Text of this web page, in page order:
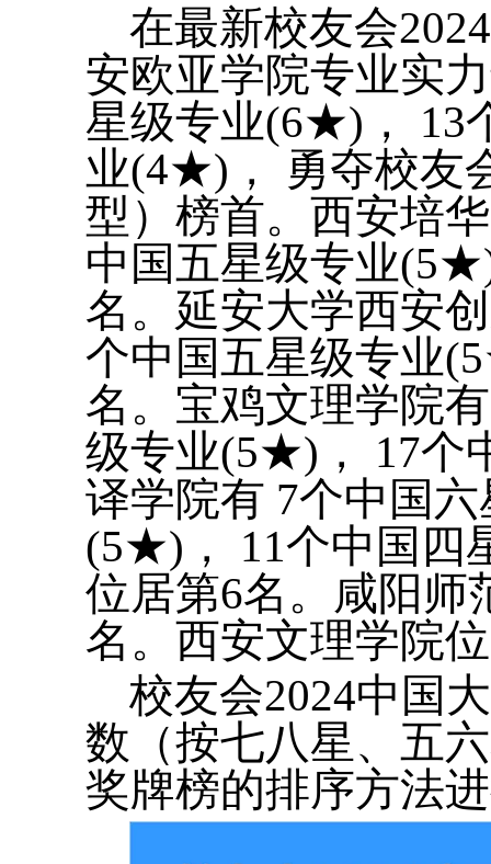
在最新校友会
安欧亚学院专业实
星级专业(6★)， 13
业(4★)， 勇夺校友
型）榜首。西安培
中国五星级专业
名。延安大学西安
个中国五星级专业
名。宝鸡文理学院
级专业(5★)， 17个
译学院有 7个中国
(5★)， 11个中国四
位居第6名。咸阳师
名。西安文理学院
校友会2024中国
数（按七八星、五
奖牌榜的排序方法